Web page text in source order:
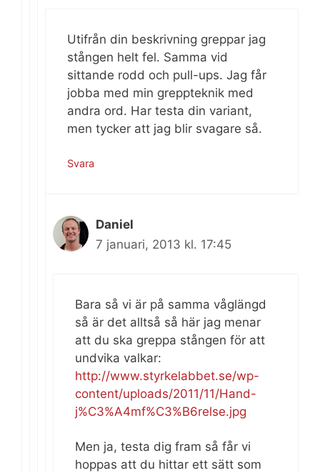
Utifrån din beskrivning greppar jag
stången helt fel. Samma vid
sittande rodd och pull-ups. Jag får
jobba med min greppteknik med
andra ord. Har testa din variant,
men tycker att jag blir svagare så.
Svara
Daniel
7 januari, 2013 kl. 17:45
Bara så vi är på samma våglängd
så är det alltså så här jag menar
att du ska greppa stången för att
undvika valkar:
http://www.styrkelabbet.se/wp-
content/uploads/2011/11/Hand-
j%C3%A4mf%C3%B6relse.jpg
Men ja, testa dig fram så får vi
hoppas att du hittar ett sätt som